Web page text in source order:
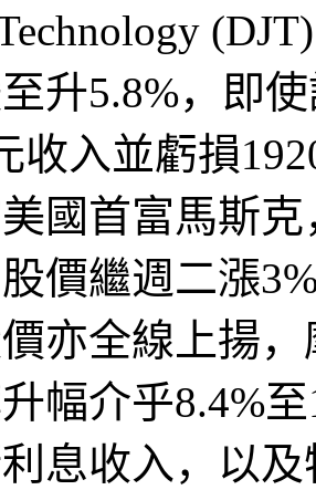
(DJT)
升5.8%，即
收入並虧損
國首富馬斯
價繼週二漲
亦全線上揚
幅介乎8.4%至
息收入，以